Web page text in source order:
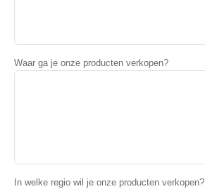
Waar ga je onze producten verkopen?
In welke regio wil je onze producten verkopen?